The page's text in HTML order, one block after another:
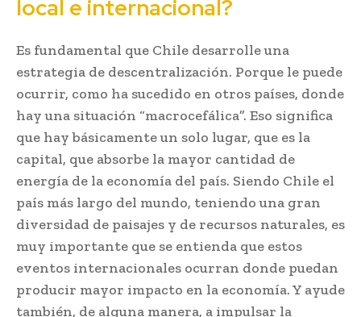
local e internacional?
Es fundamental que Chile desarrolle una
estrategia de descentralización. Porque le puede
ocurrir, como ha sucedido en otros países, donde
hay una situación “macrocefálica”. Eso significa
que hay básicamente un solo lugar, que es la
capital, que absorbe la mayor cantidad de
energía de la economía del país. Siendo Chile el
país más largo del mundo, teniendo una gran
diversidad de paisajes y de recursos naturales, es
muy importante que se entienda que estos
eventos internacionales ocurran donde puedan
producir mayor impacto en la economía. Y ayude
también, de alguna manera, a impulsar la